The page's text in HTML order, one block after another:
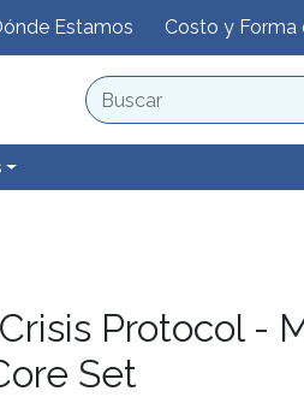
Estamos Costo y Forma
Protocol -
Set